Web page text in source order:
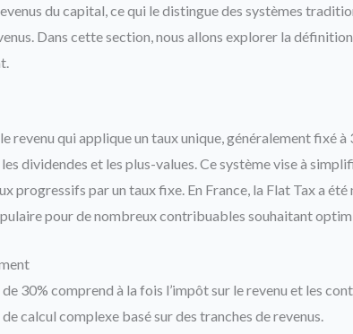
du capital, ce qui le distingue des systèmes
Dans cette section, nous allons explorer la définition
revenu qui applique un taux unique, généralement fixé à
dividendes et les plus-values. Ce système vise à
progressifs par un taux fixe. En France, la Flat Tax a été
pour de nombreux contribuables souhaitant
30% comprend à la fois l’impôt sur le revenu et les
de calcul complexe basé sur des tranches de revenus.